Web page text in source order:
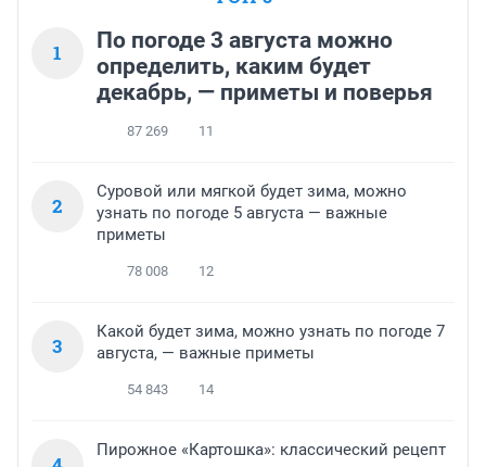
1
По погоде 3 августа можно
определить, каким будет
декабрь, — приметы и поверья
87 269 11
2
Суровой или мягкой будет зима, можно
узнать по погоде 5 августа — важные
приметы
78 008 12
3
Какой будет зима, можно узнать по погоде 7
августа, — важные приметы
54 843 14
Пирожное «Картошка»: классический рецепт